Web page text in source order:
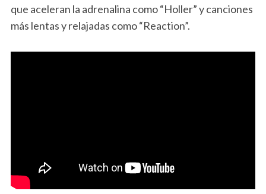
que aceleran la adrenalina como “Holler” y canciones
más lentas y relajadas como “Reaction”.